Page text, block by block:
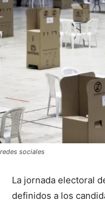
redes sociales
La jornada electoral
definidos a los